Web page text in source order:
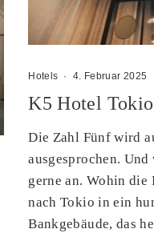
Hotels · 4. Februar 2025
K5 Hotel
Die Zahl Fünf wird
ausgesprochen.
gerne an. Wohin die
nach Tokio in ein
Bankgebäude, das